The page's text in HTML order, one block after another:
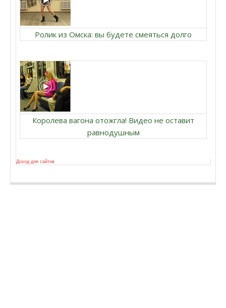
Ролик из Омска: вы будете смеяться долго
Королева вагона отожгла! Видео не оставит
равнодушным
Доход для сайтов